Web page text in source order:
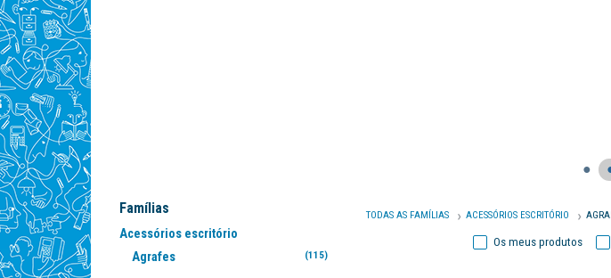
●
Famílias
Acessórios escritório
Agrafes
(115)
TODAS AS FAMÍLIAS ACESSÓRIOS ESCRITÓRIO
Os meus produtos